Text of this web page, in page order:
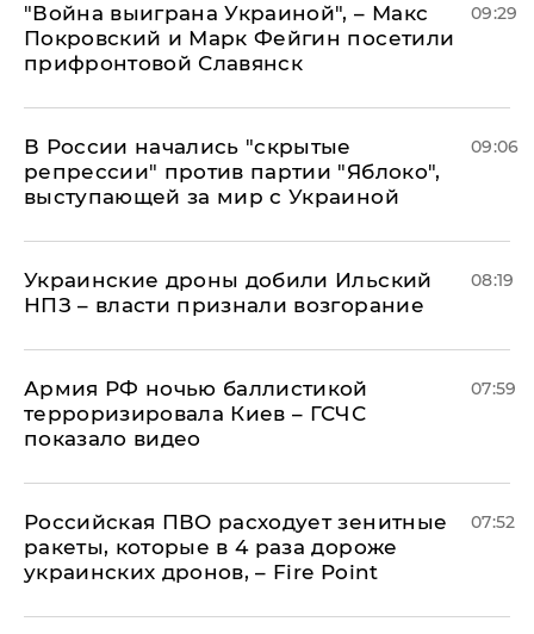
"Война выиграна Украиной", – Макс
Покровский и Марк Фейгин посетили
прифронтовой Славянск
09:29
В России начались "скрытые
репрессии" против партии "Яблоко",
выступающей за мир с Украиной
09:06
Украинские дроны добили Ильский
НПЗ – власти признали возгорание
08:19
Армия РФ ночью баллистикой
терроризировала Киев – ГСЧС
показало видео
07:59
Российская ПВО расходует зенитные
ракеты, которые в 4 раза дороже
украинских дронов, – Fire Point
07:52